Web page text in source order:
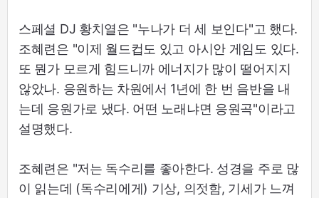
스페셜 DJ 황치열은 "누나가 더 세 보인다"고 했다.
조혜련은 "이제 월드컵도 있고 아시안 게임도 있다.
또 뭔가 모르게 힘드니까 에너지가 많이 떨어지지
않았나. 응원하는 차원에서 1년에 한 번 음반을 내
는데 응원가로 냈다. 어떤 노래냐면 응원곡"이라고
설명했다.
조혜련은 "저는 독수리를 좋아한다. 성경을 주로 많
이 읽는데 (독수리에게) 기상, 의젓함, 기세가 느껴